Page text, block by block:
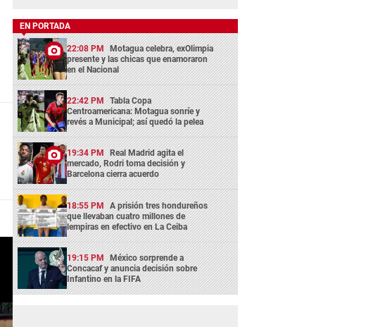
EN PORTADA
22:08 PM Motagua celebra, exOlimpia
presente y las chicas que enamoraron
en el Nacional
22:42 PM Tabla Copa
Centroamericana: Motagua sonríe y
revés a Municipal; así quedó la pelea
19:34 PM Real Madrid agita el
mercado, Rodri toma decisión y
Barcelona cierra acuerdo
18:55 PM A prisión tres hondureños
que llevaban cuatro millones de
lempiras en efectivo en La Ceiba
19:15 PM México sorprende a
Concacaf y anuncia decisión sobre
Infantino en la FIFA